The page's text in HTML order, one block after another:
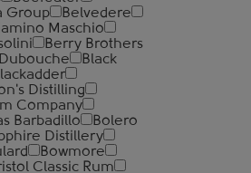
Group
Belvedere
Maschio
Berry Brothers
Black
Distilling
Company
Barbadillo
Bolero
Distillery
Bowmore
Classic Rum